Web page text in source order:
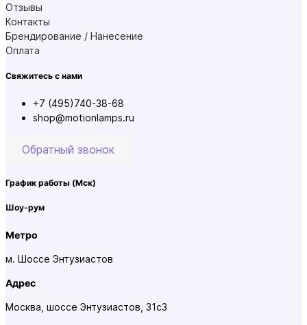
Отзывы
Контакты
Брендирование / Нанесение
Оплата
Свяжитесь с нами
+7 (495)740-38-68
shop@motionlamps.ru
Обратный звонок
График работы (Мск)
Шоу-рум
Метро
м. Шоссе Энтузиастов
Адрес
Москва, шоссе Энтузиастов, 31с3